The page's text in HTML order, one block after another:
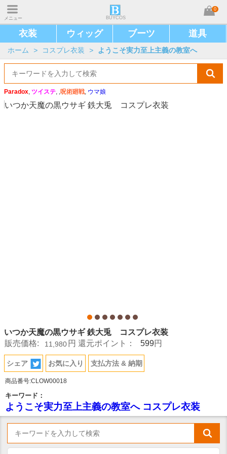
メニュー BUYCOS
0
衣装 ウィッグ ブーツ 道具
ホーム > コスプレ衣装 > ようこそ実力至上主義の教室へ
Paradox, ツイステ, ,呪術廻戦, ウマ娘
いつか天魔の黒ウサギ 鉄大兎 コスプレ衣装
販売価格:
11,980 円 還元ポイント： 599円
シェア お気に入り 支払方法 & 納期
商品番号:CLOW00018
キーワード：
ようこそ実力至上主義の教室へ コスプレ衣装